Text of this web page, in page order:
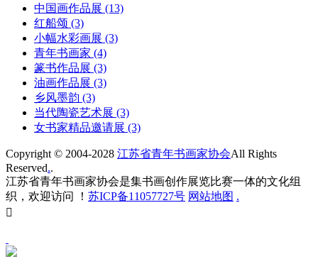
中国画作品展 (13)
红船颂 (3)
小幅水彩画展 (3)
青年书画家 (4)
篆书作品展 (3)
油画作品展 (3)
乡风墨韵 (3)
当代陶瓷艺术展 (3)
女书家精品邀请展 (3)
Copyright © 2004-2028 江苏省青年书画家协会All Rights
Reserved..
江苏省青年书画家协会是集书画创作展览比赛一体的文化组
织，欢迎访问 ！ 苏ICP备11057727号 网站地图 .
